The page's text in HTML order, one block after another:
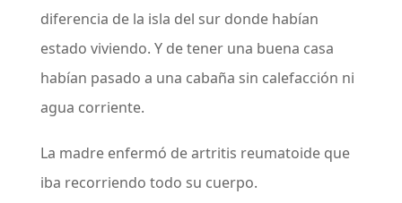
diferencia de la isla del sur donde habían
estado viviendo. Y de tener una buena casa
habían pasado a una cabaña sin calefacción ni
agua corriente.
La madre enfermó de artritis reumatoide que
iba recorriendo todo su cuerpo.